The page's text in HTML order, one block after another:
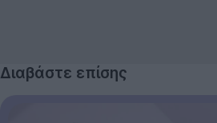
Διαβάστε επίσης